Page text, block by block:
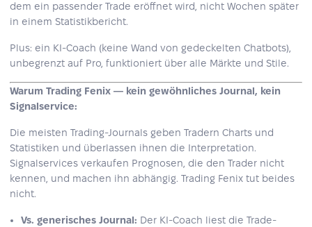
dem ein passender Trade eröffnet wird, nicht Wochen später
in einem Statistikbericht.
Plus: ein KI-Coach (keine Wand von gedeckelten Chatbots),
unbegrenzt auf Pro, funktioniert über alle Märkte und Stile.
Warum Trading Fenix — kein gewöhnliches Journal, kein
Signalservice:
Die meisten Trading-Journals geben Tradern Charts und
Statistiken und überlassen ihnen die Interpretation.
Signalservices verkaufen Prognosen, die den Trader nicht
kennen, und machen ihn abhängig. Trading Fenix tut beides
nicht.
Vs. generisches Journal: Der KI-Coach liest die Trade-